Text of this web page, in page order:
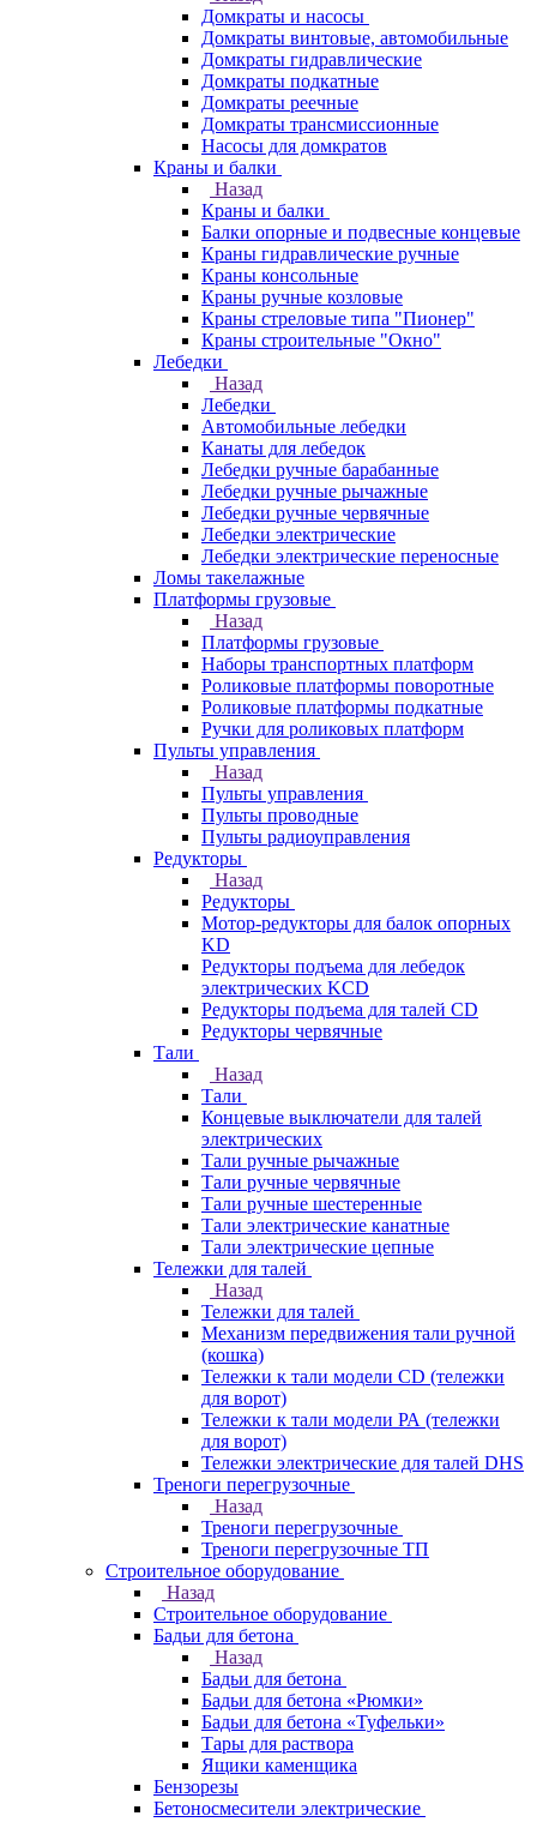
Домкраты и насосы
Домкраты винтовые, автомобильные
Домкраты гидравлические
Домкраты подкатные
Домкраты реечные
Домкраты трансмиссионные
Насосы для домкратов
Краны и балки
Назад
Краны и балки
Балки опорные и подвесные концевые
Краны гидравлические ручные
Краны консольные
Краны ручные козловые
Краны стреловые типа "Пионер"
Краны строительные "Окно"
Лебедки
Назад
Лебедки
Автомобильные лебедки
Канаты для лебедок
Лебедки ручные барабанные
Лебедки ручные рычажные
Лебедки ручные червячные
Лебедки электрические
Лебедки электрические переносные
Ломы такелажные
Платформы грузовые
Назад
Платформы грузовые
Наборы транспортных платформ
Роликовые платформы поворотные
Роликовые платформы подкатные
Ручки для роликовых платформ
Пульты управления
Назад
Пульты управления
Пульты проводные
Пульты радиоуправления
Редукторы
Назад
Редукторы
Мотор-редукторы для балок опорных
KD
Редукторы подъема для лебедок
электрических KCD
Редукторы подъема для талей CD
Редукторы червячные
Тали
Назад
Тали
Концевые выключатели для талей
электрических
Тали ручные рычажные
Тали ручные червячные
Тали ручные шестеренные
Тали электрические канатные
Тали электрические цепные
Тележки для талей
Назад
Тележки для талей
Механизм передвижения тали ручной
(кошка)
Тележки к тали модели CD (тележки
для ворот)
Тележки к тали модели РА (тележки
для ворот)
Тележки электрические для талей DHS
Треноги перегрузочные
Назад
Треноги перегрузочные
Треноги перегрузочные ТП
Строительное оборудование
Назад
Строительное оборудование
Бадьи для бетона
Назад
Бадьи для бетона
Бадьи для бетона «Рюмки»
Бадьи для бетона «Туфельки»
Тары для раствора
Ящики каменщика
Бензорезы
Бетоносмесители электрические